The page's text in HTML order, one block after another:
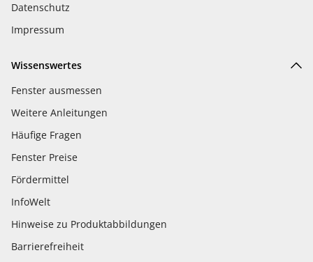
Datenschutz
Impressum
Wissenswertes
Fenster ausmessen
Weitere Anleitungen
Häufige Fragen
Fenster Preise
Fördermittel
InfoWelt
Hinweise zu Produktabbildungen
Barrierefreiheit